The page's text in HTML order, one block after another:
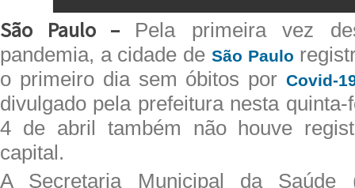
São Paulo –
Pela primeira vez
pandemia, a cidade de São Paulo
o primeiro dia sem óbitos porCovid-
divulgado pela prefeitura nesta
4 de abril também não houve
capital.
A Secretaria Municipal da Saúde